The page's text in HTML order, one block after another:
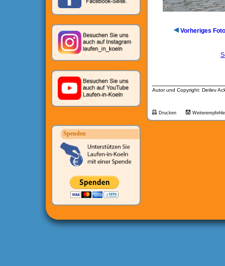
Spenden
Vorheriges Foto
Autor und Copyright: Detlev
Drucken